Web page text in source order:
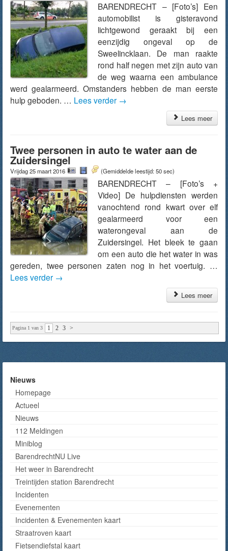
BARENDRECHT – [Foto’s] Een
automobilist is gisteravond
lichtgewond geraakt bij een
eenzijdig ongeval op de
Sweelincklaan. De man raakte
rond half negen met zijn auto van
de weg waarna een ambulance
werd gealarmeerd. Omstanders hebben de man eerste
hulp geboden. … Lees verder →
Lees meer
Twee personen in auto te water aan de
Zuidersingel
Vrijdag 25 maart 2016 (Gemiddelde leestijd: 50 sec)
BARENDRECHT – [Foto’s +
Video] De hulpdiensten werden
vanochtend rond kwart over elf
gealarmeerd voor een
waterongeval aan de
Zuidersingel. Het bleek te gaan
om een auto die het water in was
gereden, twee personen zaten nog in het voertuig. …
Lees verder →
Lees meer
Pagina 1 van 3 1 2 3 >
Nieuws
Homepage
Actueel
Nieuws
112 Meldingen
Miniblog
BarendrechtNU Live
Het weer in Barendrecht
Treintijden station Barendrecht
Incidenten
Evenementen
Incidenten & Evenementen kaart
Straatroven kaart
Fietsendiefstal kaart